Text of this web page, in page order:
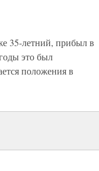
35-летний, прибыл в
это был
положения в